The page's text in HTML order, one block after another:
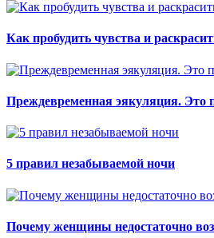
Как пробудить чувства и
Преждевременная эякуляция. Это
5 правил незабываемой ночи
Почему женщины недостаточно